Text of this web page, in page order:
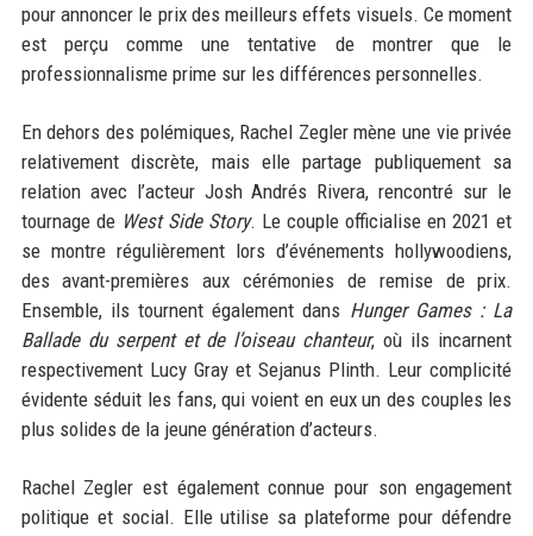
pour annoncer le prix des meilleurs effets visuels. Ce moment
est perçu comme une tentative de montrer que le
professionnalisme prime sur les différences personnelles.
En dehors des polémiques, Rachel Zegler mène une vie privée
relativement discrète, mais elle partage publiquement sa
relation avec l’acteur Josh Andrés Rivera, rencontré sur le
tournage de West Side Story. Le couple officialise en 2021 et
se montre régulièrement lors d’événements hollywoodiens,
des avant-premières aux cérémonies de remise de prix.
Ensemble, ils tournent également dans Hunger Games : La
Ballade du serpent et de l’oiseau chanteur, où ils incarnent
respectivement Lucy Gray et Sejanus Plinth. Leur complicité
évidente séduit les fans, qui voient en eux un des couples les
plus solides de la jeune génération d’acteurs.
Rachel Zegler est également connue pour son engagement
politique et social. Elle utilise sa plateforme pour défendre